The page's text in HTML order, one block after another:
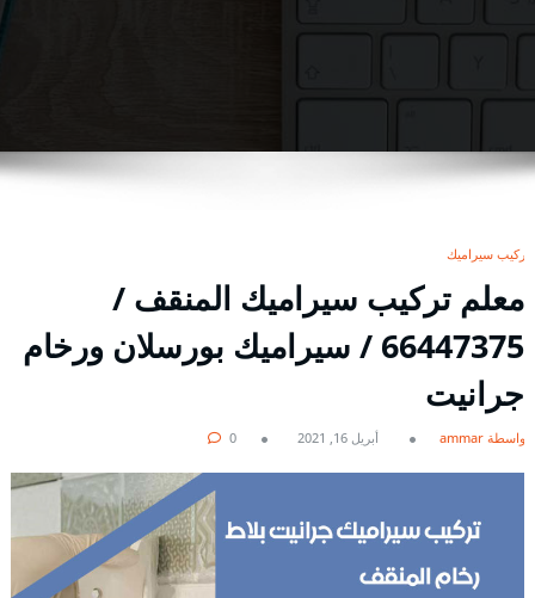
تركيب سيراميك
معلم تركيب سيراميك المنقف /
66447375 / سيراميك بورسلان ورخام
جرانيت
بواسطة ammar أبريل 16, 2021 0